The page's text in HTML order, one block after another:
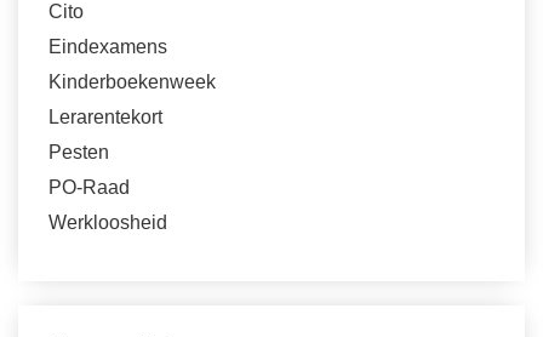
Cito
Eindexamens
Kinderboekenweek
Lerarentekort
Pesten
PO-Raad
Werkloosheid